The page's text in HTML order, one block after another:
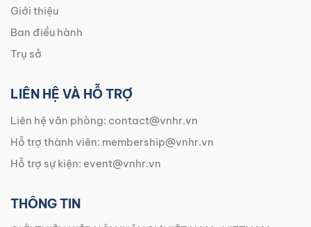
Giới thiệu
Ban điều hành
Trụ sở
LIÊN HỆ VÀ HỖ TRỢ
Liên hệ văn phòng: contact@vnhr.vn
Hỗ trợ thành viên: membership@vnhr.vn
Hỗ trợ sự kiện: event@vnhr.vn
THÔNG TIN